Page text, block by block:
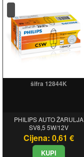
šifra 12844K
PHILIPS AUTO ŽARULJA
SV8,5 5W/12V
Cijena: 0,61 €